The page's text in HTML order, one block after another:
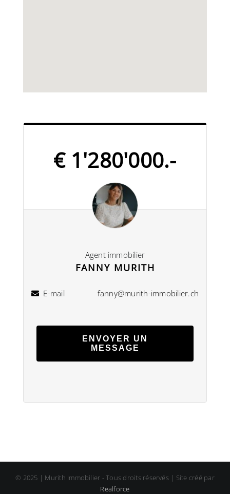
€ 1'280'000.-
Agent immobilier
FANNY MURITH
E-mail fanny@murith-immobilier.ch
ENVOYER UN
MESSAGE
© 2025 | Murith Immobilier - Tous droits réservés | Site créé par
Realforce